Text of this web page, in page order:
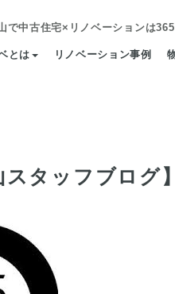
で中古住宅×リノベーションは
とは リノベーション事例
スタッフブログ